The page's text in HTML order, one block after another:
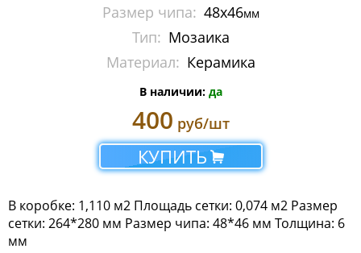
Мозаика Mir Mosaic
Мозаика NSmosaic
Мозаика Orro Mosaic
Мозаика Rose Mosaic
Мозаика Sekitei
Мозаика Starmosaic
Размер чипа: 48х46мм
Тип: Мозаика
Материал: Керамика
В наличии: да
400 руб/шт
КУПИТЬ
В коробке: 1,110 м2 Площадь сетки: 0,074 м2 Размер
сетки: 264*280 мм Размер чипа: 48*46 мм Толщина: 6
мм